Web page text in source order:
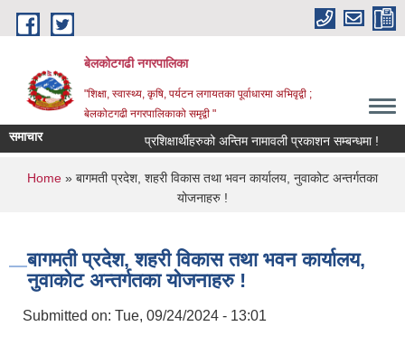
Skip to main content
बेलकोटगढी नगरपालिका
"शिक्षा, स्वास्थ्य, कृषि, पर्यटन लगायतका पूर्वाधारमा अभिवृद्वी ;
बेलकोटगढी नगरपालिकाको समृद्वी "
समाचार प्रशिक्षार्थीहरुको अन्तिम नामावली प्रकाशन सम्बन्धमा !
You are here
Home » बागमती प्रदेश, शहरी विकास तथा भवन कार्यालय, नुवाकोट अन्तर्गतका
योजनाहरु !
बागमती प्रदेश, शहरी विकास तथा भवन कार्यालय,
नुवाकोट अन्तर्गतका योजनाहरु !
Submitted on: Tue, 09/24/2024 - 13:01